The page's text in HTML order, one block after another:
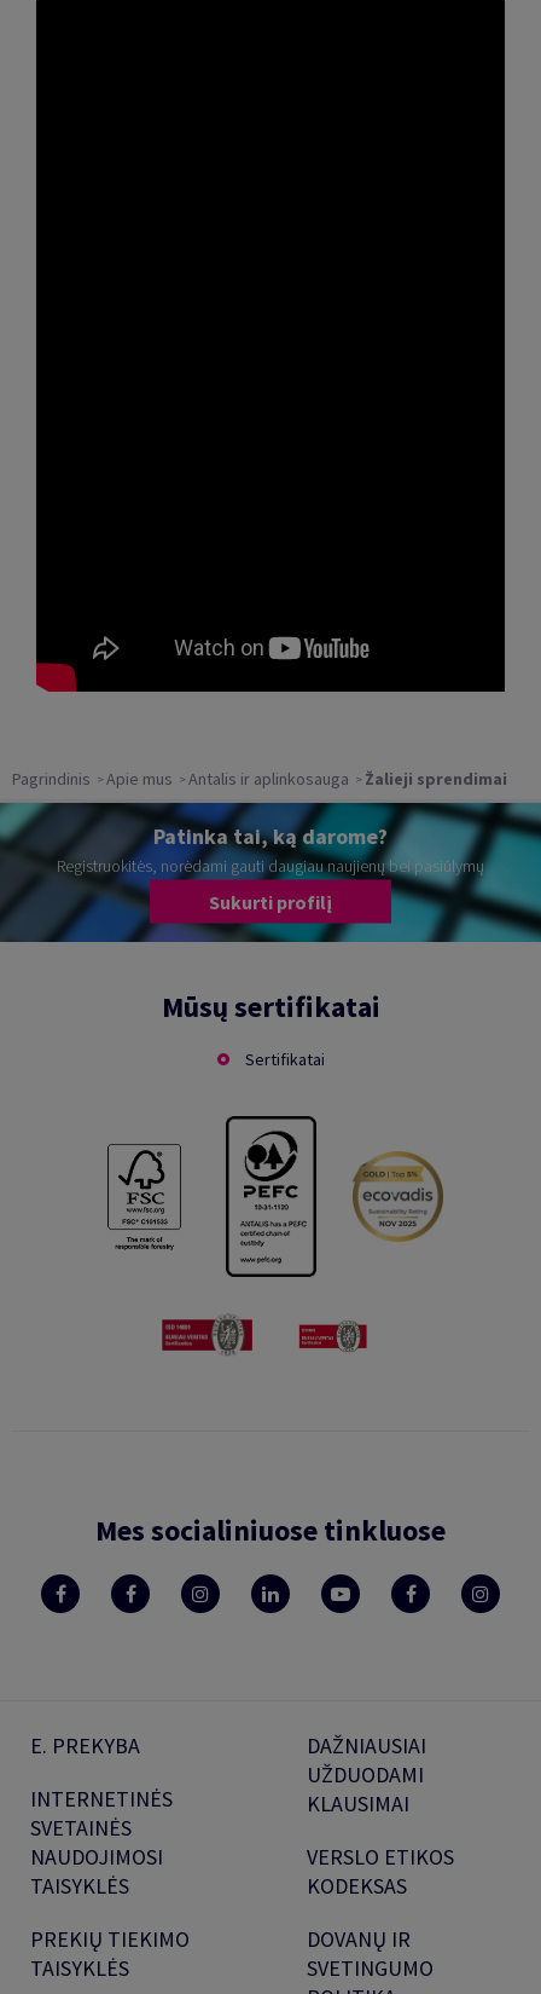
Pagrindinis Apie mus Antalis ir aplinkosauga Žalieji sprendimai
Patinka tai, ką darome?
Registruokitės, norėdami gauti daugiau naujienų bei pasiūlymų
Sukurti profilį
Mūsų sertifikatai
Sertifikatai
Mes socialiniuose tinkluose
E. PREKYBA
INTERNETINĖS
SVETAINĖS
NAUDOJIMOSI
TAISYKLĖS
PREKIŲ TIEKIMO
TAISYKLĖS
DAŽNIAUSIAI
UŽDUODAMI
KLAUSIMAI
VERSLO ETIKOS
KODEKSAS
DOVANŲ IR
SVETINGUMO